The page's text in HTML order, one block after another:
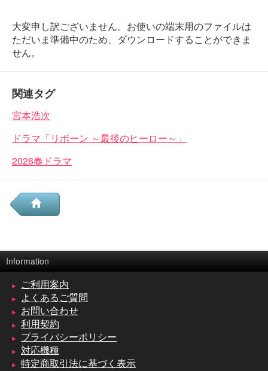
大変申し訳ございません。お使いの端末用のファイルは
ただいま準備中のため、ダウンロードすることができま
せん。
関連タグ
宮本浩次
ドラマ「リボーン ～最後のヒーロー～」
2026春ドラマ
Information
ご利用案内
よくあるご質問
お問い合わせ
利用契約
プライバシーポリシー
対応機種
特定商取引法に基づく表示